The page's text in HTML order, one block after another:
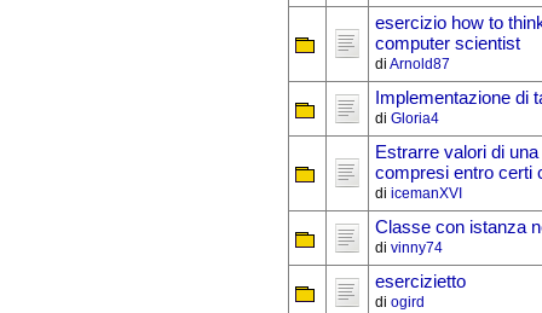
esercizio how to
computer scientist
di Arnold87
Implementazione di
di Gloria4
Estrarre valori di
compresi entro certi
di icemanXVI
Classe con istanza
di vinny74
esercizietto
di ogird